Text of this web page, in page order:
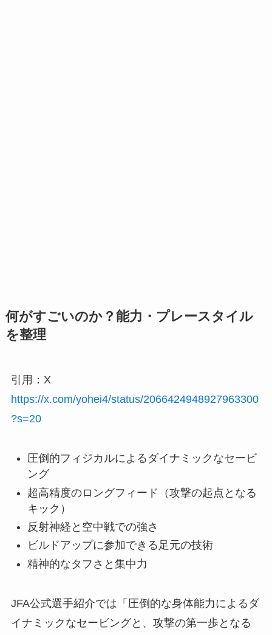
何がすごいのか？能力・プレースタイル
を整理
引用：X
https://x.com/yohei4/status/2066424948927963300
?s=20
圧倒的フィジカルによるダイナミックなセービ
ング
超高精度のロングフィード（攻撃の起点となる
キック）
反射神経と空中戦での強さ
ビルドアップに参加できる足元の技術
精神的なタフさと集中力
JFA公式選手紹介では「圧倒的な身体能力によるダ
イナミックなセービングと、攻撃の第一歩となる